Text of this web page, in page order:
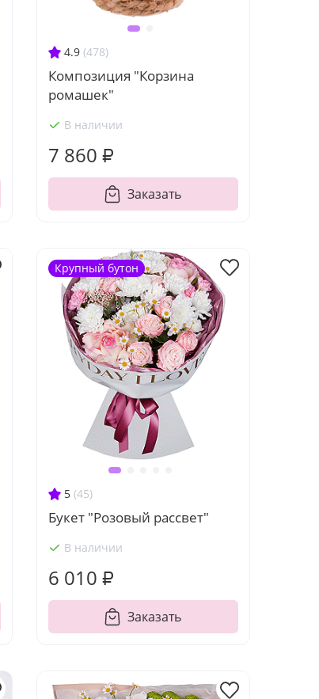
4.9 (478)
Композиция "Корзина
ромашек"
В наличии
7 860 ₽
Заказать
5 (45)
Букет "Розовый рассвет"
В наличии
6 010 ₽
Заказать
Крупный бутон